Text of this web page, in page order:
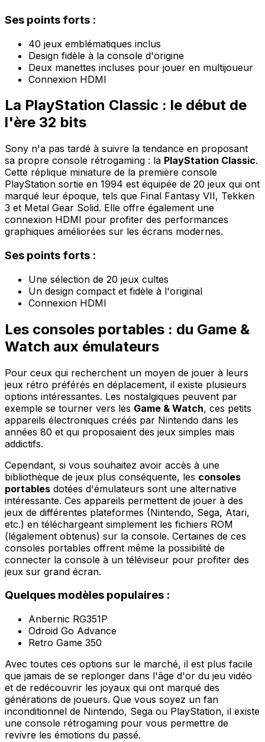
Ses points forts :
40 jeux emblématiques inclus
Design fidèle à la console d'origine
Deux manettes incluses pour jouer en multijoueur
Connexion HDMI
La PlayStation Classic : le début de
l'ère 32 bits
Sony n'a pas tardé à suivre la tendance en proposant
sa propre console rétrogaming : la PlayStation Classic.
Cette réplique miniature de la première console
PlayStation sortie en 1994 est équipée de 20 jeux qui ont
marqué leur époque, tels que Final Fantasy VII, Tekken
3 et Metal Gear Solid. Elle offre également une
connexion HDMI pour profiter des performances
graphiques améliorées sur les écrans modernes.
Ses points forts :
Une sélection de 20 jeux cultes
Un design compact et fidèle à l'original
Connexion HDMI
Les consoles portables : du Game &
Watch aux émulateurs
Pour ceux qui recherchent un moyen de jouer à leurs
jeux rétro préférés en déplacement, il existe plusieurs
options intéressantes. Les nostalgiques peuvent par
exemple se tourner vers les Game & Watch, ces petits
appareils électroniques créés par Nintendo dans les
années 80 et qui proposaient des jeux simples mais
addictifs.
Cependant, si vous souhaitez avoir accès à une
bibliothèque de jeux plus conséquente, les consoles
portables dotées d'émulateurs sont une alternative
intéressante. Ces appareils permettent de jouer à des
jeux de différentes plateformes (Nintendo, Sega, Atari,
etc.) en téléchargeant simplement les fichiers ROM
(légalement obtenus) sur la console. Certaines de ces
consoles portables offrent même la possibilité de
connecter la console à un téléviseur pour profiter des
jeux sur grand écran.
Quelques modèles populaires :
Anbernic RG351P
Odroid Go Advance
Retro Game 350
Avec toutes ces options sur le marché, il est plus facile
que jamais de se replonger dans l'âge d'or du jeu vidéo
et de redécouvrir les joyaux qui ont marqué des
générations de joueurs. Que vous soyez un fan
inconditionnel de Nintendo, Sega ou PlayStation, il existe
une console rétrogaming pour vous permettre de
revivre les émotions du passé.